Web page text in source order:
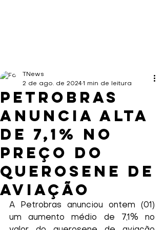
Petrobras
anuncia alta
de 7,1% no
preço do
querosene de
aviação
TNews
2 de ago. de 2024 1 min de leitura
A Petrobras anunciou ontem (01)
um aumento médio de 7,1% no